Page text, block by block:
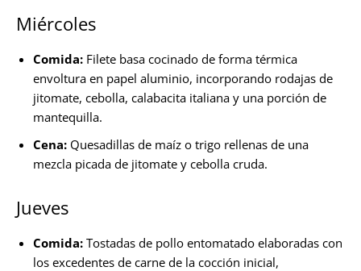
Miércoles
Comida: Filete basa cocinado de forma térmica
envoltura en papel aluminio, incorporando rodajas de
jitomate, cebolla, calabacita italiana y una porción de
mantequilla.
Cena: Quesadillas de maíz o trigo rellenas de una
mezcla picada de jitomate y cebolla cruda.
Jueves
Comida: Tostadas de pollo entomatado elaboradas con
los excedentes de carne de la cocción inicial,